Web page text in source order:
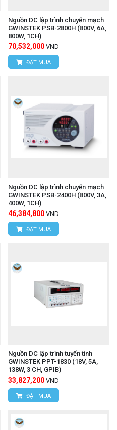
Nguồn DC lập trình chuyển mạch
GWINSTEK PSB-2800H (800V, 6A,
800W, 1CH)
70,532,000 VND
ĐẶT MUA
Nguồn DC lập trình chuyển mạch
GWINSTEK PSB-2400H (800V, 3A,
400W, 1CH)
46,384,800 VND
ĐẶT MUA
Nguồn DC lập trình tuyến tính
GWINSTEK PPT-1830 (18V, 5A,
138W, 3 CH, GPIB)
33,827,200 VND
ĐẶT MUA